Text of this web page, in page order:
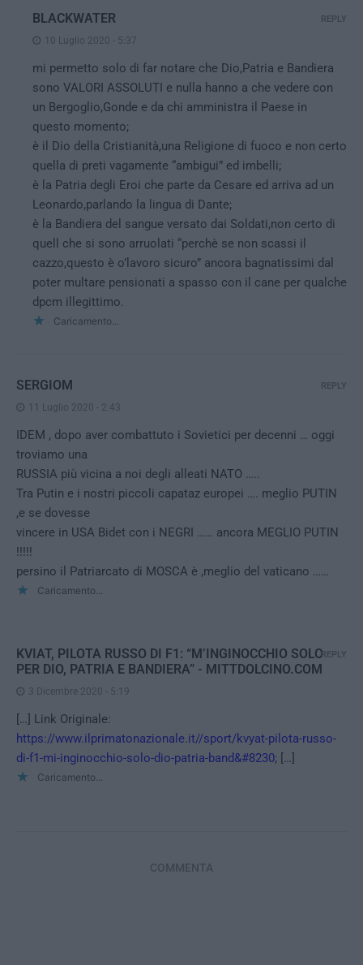
BLACKWATER
10 Luglio 2020 - 5:37
mi permetto solo di far notare che Dio,Patria e Bandiera
sono VALORI ASSOLUTI e nulla hanno a che vedere con
un Bergoglio,Gonde e da chi amministra il Paese in
questo momento;
è il Dio della Cristianità,una Religione di fuoco e non certo
quella di preti vagamente “ambigui” ed imbelli;
è la Patria degli Eroi che parte da Cesare ed arriva ad un
Leonardo,parlando la lingua di Dante;
è la Bandiera del sangue versato dai Soldati,non certo di
quell che si sono arruolati “perchè se non scassi il
cazzo,questo è o’lavoro sicuro” ancora bagnatissimi dal
poter multare pensionati a spasso con il cane per qualche
dpcm illegittimo.
Caricamento...
REPLY
SERGIOM
11 Luglio 2020 - 2:43
IDEM , dopo aver combattuto i Sovietici per decenni … oggi
troviamo una
RUSSIA più vicina a noi degli alleati NATO …..
Tra Putin e i nostri piccoli capataz europei …. meglio PUTIN
,e se dovesse
vincere in USA Bidet con i NEGRI …… ancora MEGLIO PUTIN
!!!!!
persino il Patriarcato di MOSCA è ,meglio del vaticano ……
Caricamento...
REPLY
KVIAT, PILOTA RUSSO DI F1: “M’INGINOCCHIO SOLO
PER DIO, PATRIA E BANDIERA” - MITTDOLCINO.COM
3 Dicembre 2020 - 5:19
[…] Link Originale:
https://www.ilprimatonazionale.it//sport/kvyat-pilota-russo-
di-f1-mi-inginocchio-solo-dio-patria-band&#8230; […]
Caricamento...
REPLY
COMMENTA